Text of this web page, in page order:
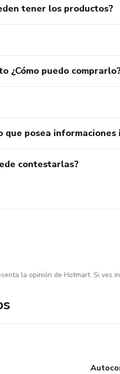
Clave
tu presencia en redes
estrategia según los
un calendario de contenido
aplicar las estrategias
tener los productos?
¿Cómo puedo
posea informaciones
contestarlas?
la opinión de Hotmart. Si ves